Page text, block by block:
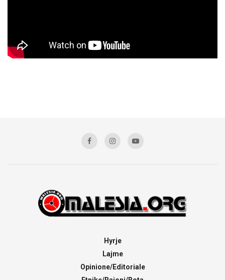
Hyrje
Lajme
Opinione/Editoriale